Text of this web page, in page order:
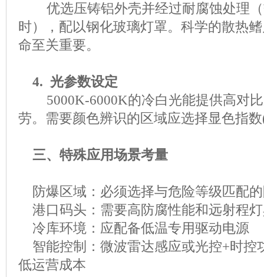
优选压铸铝外壳并经过耐腐蚀处理
时），配以钢化玻璃灯罩。科学的散热
命至关重要。
4. 光参数设定
5000K-6000K的冷白光能提供高对
劳。需要颜色辨识的区域应选择显色指
三、特殊应用场景考量
防爆区域：必须选择与危险等级匹配
港口码头：需要高防腐性能和远射程
冷库环境：应配备低温专用驱动电源
智能控制：微波雷达感应或光控+时控
低运营成本